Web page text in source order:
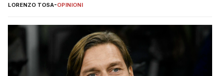
nessuno – a destra come a sinistra – glielo abbia fatto notare
LORENZO TOSA-OPINIONI